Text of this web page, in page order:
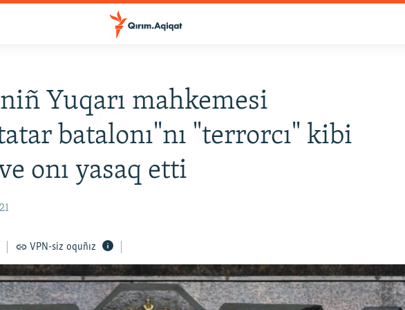
Yuqarı mahkemesi
batalonı"nı "terrorcı" kibi
onı yasaq etti
VPN-siz oquñız